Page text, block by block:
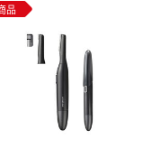
品